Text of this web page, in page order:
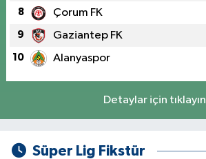
8 Çorum FK
9 Gaziantep FK
10 Alanyaspor
Detaylar için tıklayın
Süper Lig Fikstür